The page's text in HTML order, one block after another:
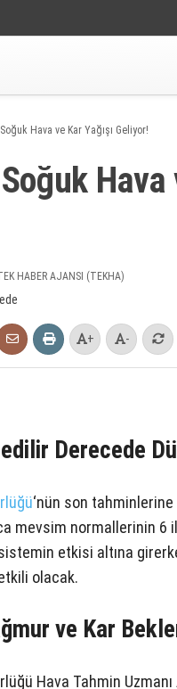
Hava ve Kar Yağışı Geliyor!
Hava
HABER AJANSI (TEKHA)
+ -
Derecede
‘nün son
mevsim normallerinin 6
etkisi altına
olacak.
ve Kar
Hava Tahmin Uzmanı